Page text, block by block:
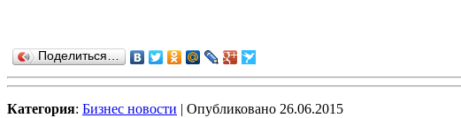
Поделиться…
Категория: Бизнес новости | Опубликовано 26.06.2015